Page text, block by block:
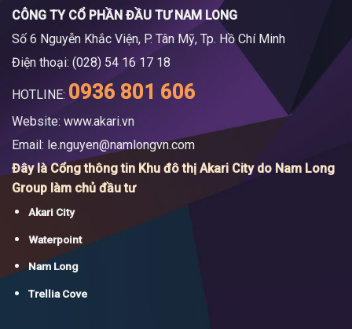
CÔNG TY CỔ PHẦN ĐẦU TƯ NAM LONG
Số 6 Nguyễn Khắc Viện, P. Tân Mỹ, Tp. Hồ Chí Minh
Điện thoại: (028) 54 16 17 18
HOTLINE: 0936 801 606
Website: www.akari.vn
Email: le.nguyen@namlongvn.com
Đây là Cổng thông tin Khu đô thị Akari City do Nam Long
Group làm chủ đầu tư
Akari City
Waterpoint
Nam Long
Trellia Cove